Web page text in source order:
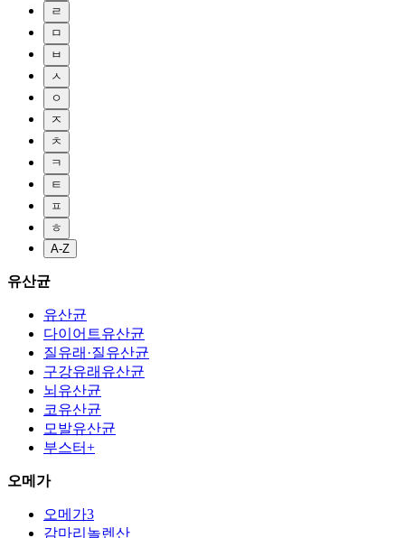
ㄹ
ㅁ
ㅂ
ㅅ
ㅇ
ㅈ
ㅊ
ㅋ
ㅌ
ㅍ
ㅎ
A-Z
유산균
유산균
다이어트유산균
질유래·질유산균
구강유래유산균
뇌유산균
코유산균
모발유산균
부스터+
오메가
오메가3
감마리놀렌산